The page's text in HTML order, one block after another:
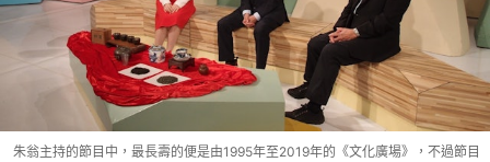
朱翁主持的節目中，最長壽的便是由1995年至2019年的《文化廣場》，不過節目